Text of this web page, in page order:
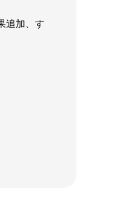
追加、す